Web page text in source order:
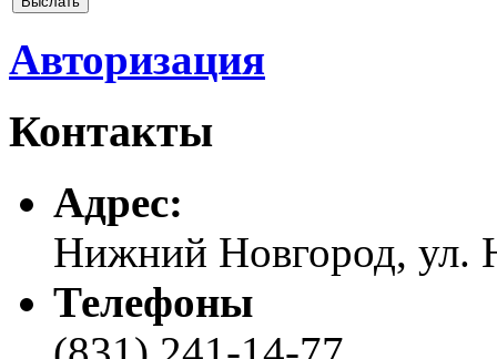
Авторизация
Контакты
Адреc:
Нижний Новгород, ул.
Телефоны